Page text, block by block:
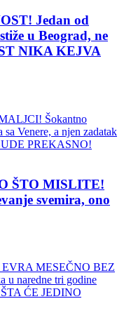
Jedan od
u Beograd, ne
NIKA KEJVA
ŠTO MISLITE!
svemira, ono